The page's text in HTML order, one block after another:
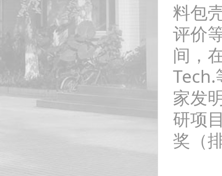
料包
评价
间，
Tech.
家发
研项
奖（